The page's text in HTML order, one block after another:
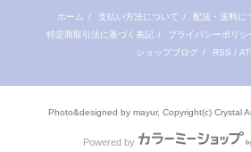
ホーム / 支払い方法について / 配送・送料に
特定商取引法に基づく表記 / プライバシーポリシ
ショップブログ / RSS /
Photo&designed by mayur, Copyright(c) Crystal
Powered by